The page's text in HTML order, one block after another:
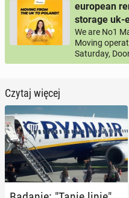
european
storage uk-
We are No1
Moving
Saturday,
Czytaj więcej